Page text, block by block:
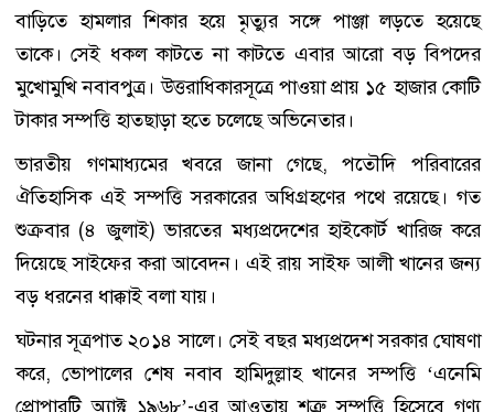
বাড়িতে হামলার শিকার হয়ে মৃত্যুর সঙ্গে পাঞ্জা লড়তে হয়েছে
তাকে। সেই ধকল কাটতে না কাটতে এবার আরো বড় বিপদের
মুখোমুখি নবাবপুত্র। উত্তরাধিকারসূত্রে পাওয়া প্রায় ১৫ হাজার কোটি
টাকার সম্পত্তি হাতছাড়া হতে চলেছে অভিনেতার।
ভারতীয় গণমাধ্যমের খবরে জানা গেছে, পতৌদি পরিবারের
ঐতিহাসিক এই সম্পত্তি সরকারের অধিগ্রহণের পথে রয়েছে। গত
শুক্রবার (৪ জুলাই) ভারতের মধ্যপ্রদেশের হাইকোর্ট খারিজ করে
দিয়েছে সাইফের করা আবেদন। এই রায় সাইফ আলী খানের জন্য
বড় ধরনের ধাক্কাই বলা যায়।
ঘটনার সূত্রপাত ২০১৪ সালে। সেই বছর মধ্যপ্রদেশ সরকার ঘোষণা
করে, ভোপালের শেষ নবাব হামিদুল্লাহ খানের সম্পত্তি ‘এনেমি